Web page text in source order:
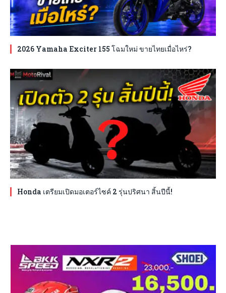
2026 Yamaha Exciter 155 โฉมใหม่ ขายไทยเมื่อไหร่?
Honda เตรียมเปิดมอเตอร์ไซค์ 2 รุ่นปริศนา สิ้นปีนี้!